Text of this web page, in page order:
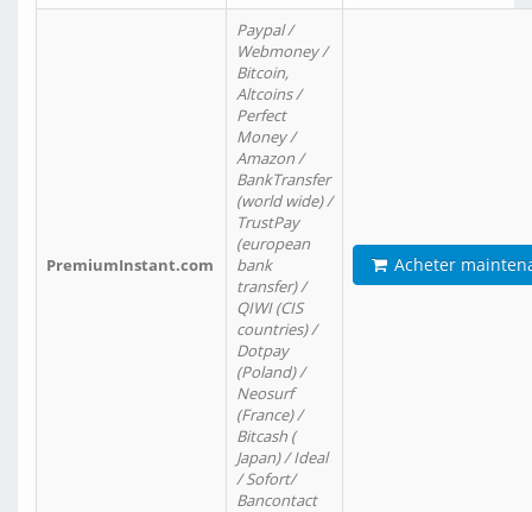
PremiumInstant.com
Paypal /
Webmoney /
Bitcoin,
Altcoins /
Perfect
Money /
Amazon /
BankTransfer
(world wide) /
TrustPay
(european
bank
transfer) /
QIWI (CIS
countries) /
Dotpay
(Poland) /
Neosurf
(France) /
Bitcash (
Japan) / Ideal
/ Sofort/
Bancontact
Acheter